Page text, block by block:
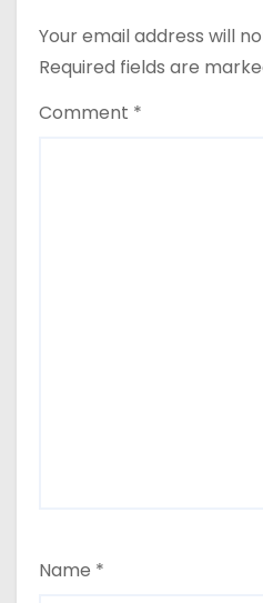
Your email address will
Required fields are
Comment *
Name *